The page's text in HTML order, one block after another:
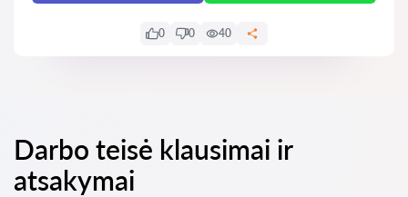
0 0 40
Darbo teisė klausimai ir
atsakymai